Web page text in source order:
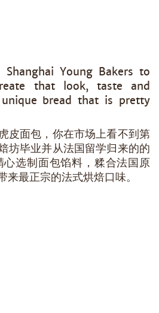
Young Bakers to
that look, taste and
bread that is pretty
皮面包，你在市场上看不到第
坊毕业并从法国留学归来的的
选制面包馅料，糅合法国原
最正宗的法式烘焙口味。